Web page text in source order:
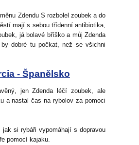
Zdendu S rozbolel zoubek a do
mají s sebou třídenní antibiotika,
já bolavé bříško a můj Zdenda
dobré tu počkat, než se všichni
- Španělsko
jen Zdenda léčí zoubek, ale
a nastal čas na rybolov za pomoci
si rybáři vypomáhají s dopravou
pomocí kajaku.